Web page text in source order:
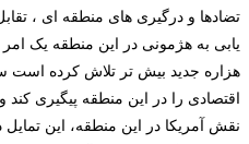
تضادها و درگیری ­های منطقه ­ای ،
یابی به هژمونی در این منطقه یک
هزاره جدید بیش تر تلاش کرده است
اقتصادی را در این منطقه پیگیری
نقش آمریکا در این منطقه، این